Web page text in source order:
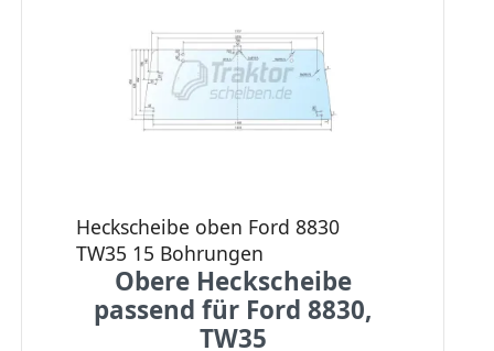
Heckscheibe oben Ford 8830
TW35 15 Bohrungen
Obere Heckscheibe
passend für Ford 8830,
TW35